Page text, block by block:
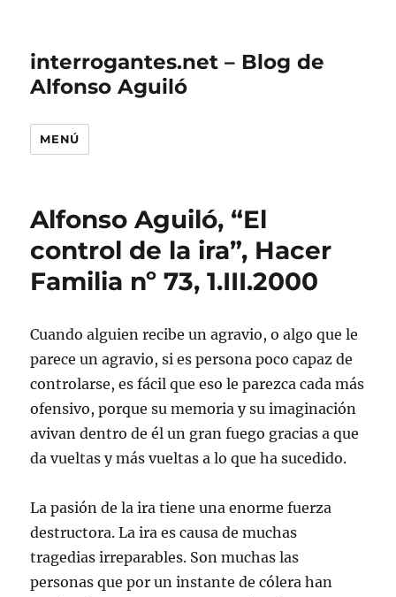
interrogantes.net – Blog de
Alfonso Aguiló
MENÚ
Alfonso Aguiló, “El
control de la ira”, Hacer
Familia nº 73, 1.III.2000
Cuando alguien recibe un agravio, o algo que le
parece un agravio, si es persona poco capaz de
controlarse, es fácil que eso le parezca cada más
ofensivo, porque su memoria y su imaginación
avivan dentro de él un gran fuego gracias a que
da vueltas y más vueltas a lo que ha sucedido.
La pasión de la ira tiene una enorme fuerza
destructora. La ira es causa de muchas
tragedias irreparables. Son muchas las
personas que por un instante de cólera han